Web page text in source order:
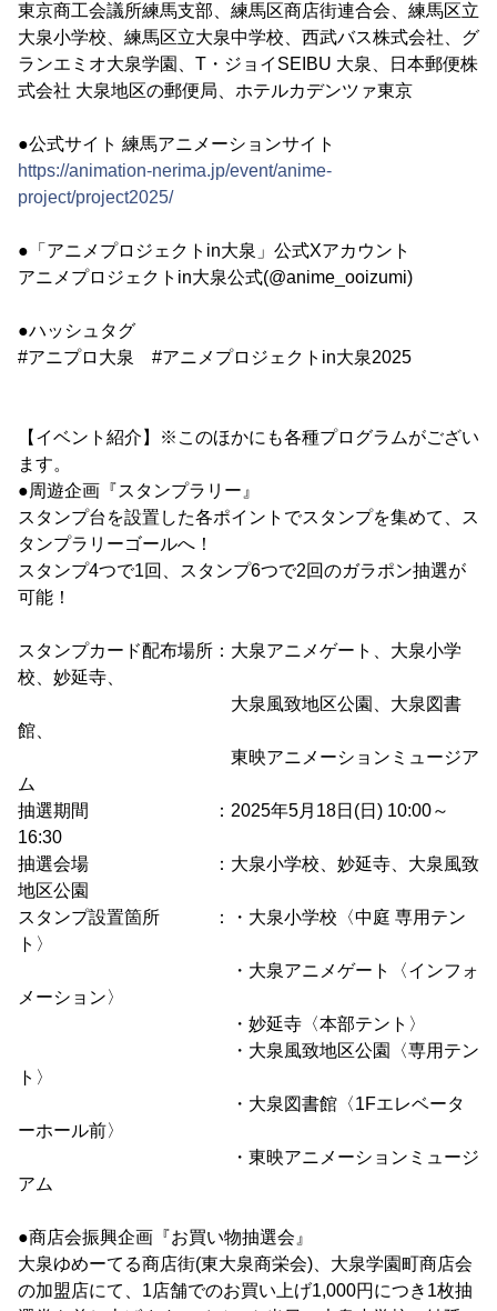
東京商工会議所練馬支部、練馬区商店街連合会、練馬区立
大泉小学校、練馬区立大泉中学校、西武バス株式会社、グ
ランエミオ大泉学園、T・ジョイSEIBU 大泉、日本郵便株
式会社 大泉地区の郵便局、ホテルカデンツァ東京
●公式サイト 練馬アニメーションサイト
https://animation-nerima.jp/event/anime-
project/project2025/
●「アニメプロジェクトin大泉」公式Xアカウント
アニメプロジェクトin大泉公式(@anime_ooizumi)
●ハッシュタグ
#アニプロ大泉 #アニメプロジェクトin大泉2025
【イベント紹介】※このほかにも各種プログラムがござい
ます。
●周遊企画『スタンプラリー』
スタンプ台を設置した各ポイントでスタンプを集めて、ス
タンプラリーゴールへ！
スタンプ4つで1回、スタンプ6つで2回のガラポン抽選が
可能！
スタンプカード配布場所：大泉アニメゲート、大泉小学
校、妙延寺、
大泉風致地区公園、大泉図書
館、
東映アニメーションミュージア
ム
抽選期間 ：2025年5月18日(日) 10:00～
16:30
抽選会場 ：大泉小学校、妙延寺、大泉風致
地区公園
スタンプ設置箇所 ：・大泉小学校〈中庭 専用テン
ト〉
・大泉アニメゲート〈インフォ
メーション〉
・妙延寺〈本部テント〉
・大泉風致地区公園〈専用テン
ト〉
・大泉図書館〈1Fエレベータ
ーホール前〉
・東映アニメーションミュージ
アム
●商店会振興企画『お買い物抽選会』
大泉ゆめーてる商店街(東大泉商栄会)、大泉学園町商店会
の加盟店にて、1店舗でのお買い上げ1,000円につき1枚抽